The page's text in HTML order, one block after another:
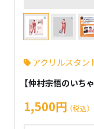
アクリルスタン
【仲村宗悟のいち
1,500円 （税込）